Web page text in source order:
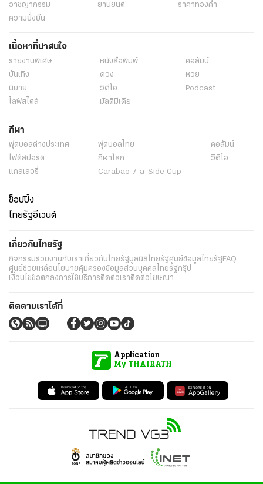
อาชญากรรม
ยานยนต์
ราคาทองคำ
ความยั่งยืน
เนื้อหาที่น่าสนใจ
รายงานพิเศษ หนังสือพิมพ์
คอลัมน์
บันเทิง
ดวง
หวย
นิยาย
วิดีโอ
Podcast
ไลฟ์สไตล์
มัลติมีเดีย
กีฬา
ฟุตบอลต่่างประเทศ ฟุตบอลไทย
คอลัมน์
ไฟต์สปอร์ต
กีฬาโลก
วิดีโอ
แกลเลอรี่
Carabao 7-a-Side Cup
ช็อปปิ้ง
ไทยรัฐอีเวนต์
เกี่ยวกับไทยรัฐ
กิจกรรมร่วมงานกับเราเกี่ยวกับไทยรัฐมูลนิธิไทยรัฐศูนย์ข้อมูลไทยรัฐFAQ
ศูนย์ช่วยเหลือนโยบายคุ้มครองข้อมูลส่วนบุคคลไทยรัฐกรุ๊ป
เงื่อนไขข้อตกลงการใช้บริการติดต่อเราติดต่อโฆษณา
ติดตามเราได้ที่
Application
My THAIRATH